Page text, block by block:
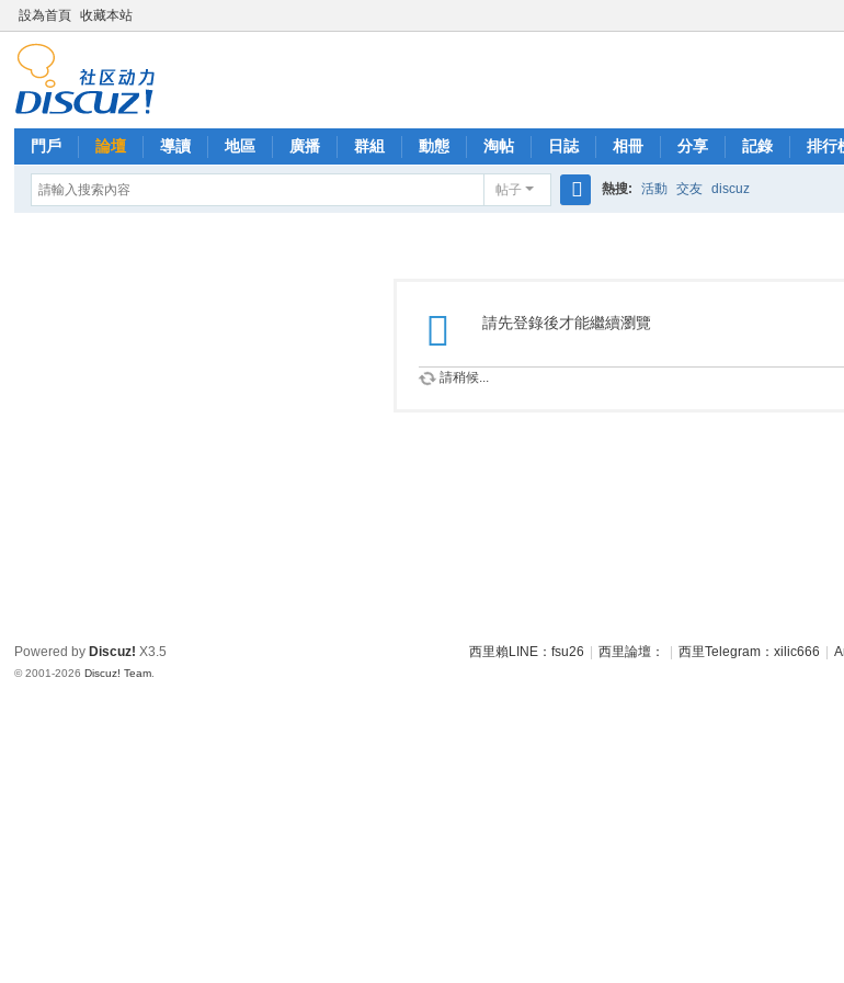
設為首頁 收藏本站
門戶 論壇 導讀 地區 廣播 群組 動態 淘帖 日誌 相冊 分享 記錄 排行
帖子 熱搜: 活動 交友 discuz
請先登錄後才能繼續瀏覽
請稍候...
西里賴LINE：fsu26 西里論壇： 西里Telegram：xilic666
Powered by Discuz! X3.5
© 2001-2026Discuz! Team